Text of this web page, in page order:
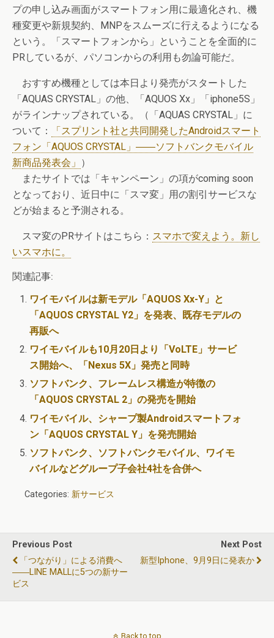
プの申し込み画面がスマートフォン用に最適化され、機
種変更や新規契約、MNPをスムーズに行えるようになる
という。「スマートフォンから」ということを全面的に
PRしているが、パソコンからの利用も勿論可能だ。
おすすめ機種としては本日より発売がスタートした
「AQUAS CRYSTAL」の他、「AQUOS Xx」「iphone5S」
がラインナップされている。（「AQUAS CRYSTAL」に
ついて：
「スプリント社と共同開発したAndroidスマート
フォン「AQUOS CRYSTAL」――ソフトバンクモバイル
新商品発表会」 ）
またサイトでは「キャンペーン」の項がcoming soon
となっており、近日中に「スマ変」用の割引サービスな
どが始まると予測される。
スマ変のPRサイトはこちら： スマホで変えよう。新し
いスマホに。
関連記事:
ワイモバイルは新モデル「AQUOS Xx-Y」と
「AQUOS CRYSTAL Y2」を発表、既存モデルの
再販へ
ワイモバイルも10月20日より「VoLTE」サービ
ス開始へ、「Nexus 5X」発売と同時
ソフトバンク、フレームレス構造が特徴の
「AQUOS CRYSTAL 2」の発売を開始
ワイモバイル、シャープ製Androidスマートフォ
ン「AQUOS CRYSTAL Y」を発売開始
ソフトバンク、ソフトバンクモバイル、ワイモ
バイルなどグループ子会社4社を合併へ
Categories: 新サービス
Previous Post
「つながり」による消費へ
――LINE MALLに5つの新サー
ビス
Next Post
新型iphone、9月9日に発表か
Back to top